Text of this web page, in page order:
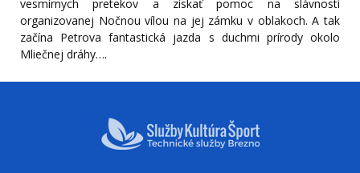
vesmírnych pretekov a získať pomoc na slávnosti
organizovanej Nočnou vílou na jej zámku v oblakoch. A tak
začína Petrova fantastická jazda s duchmi prírody okolo
Mliečnej dráhy….